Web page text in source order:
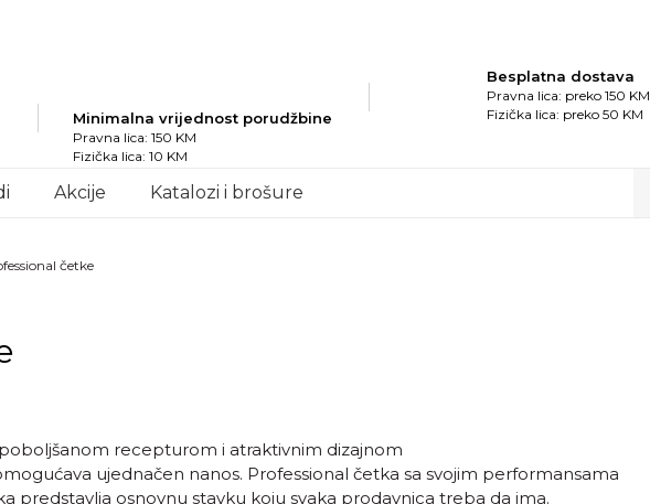
Minimalna vrijednost porudžbine
Pravna lica: 150 KM
Fizička lica: 10 KM
Besplatna dostava
Pravna lica: preko 150 KM
Fizička lica: preko 50 KM
Akcije Katalozi i brošure
četke
poboljšanom recepturom i atraktivnim dizajnom
ujednačen nanos. Professional četka sa svojim performansama
predstavlja osnovnu stavku koju svaka prodavnica treba da ima.